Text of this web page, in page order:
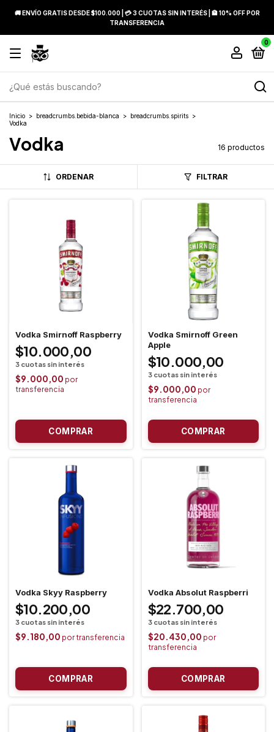
🚚 ENVÍO GRATIS DESDE $100.000 | 💳 3 CUOTAS SIN INTERÉS | 🏦 10% OFF POR
TRANSFERENCIA
0
Inicio > breadcrumbs.bebida-blanca > breadcrumbs.spirits >
Vodka
Vodka 16 productos
ORDENAR FILTRAR
Vodka Smirnoff Raspberry
$10.000,00
$9.000,00
Vodka Smirnoff Green
Apple
$10.000,00
$9.000,00
Vodka Skyy Raspberry
$10.200,00
$9.180,00
Vodka Absolut Raspberri
$22.700,00
$20.430,00